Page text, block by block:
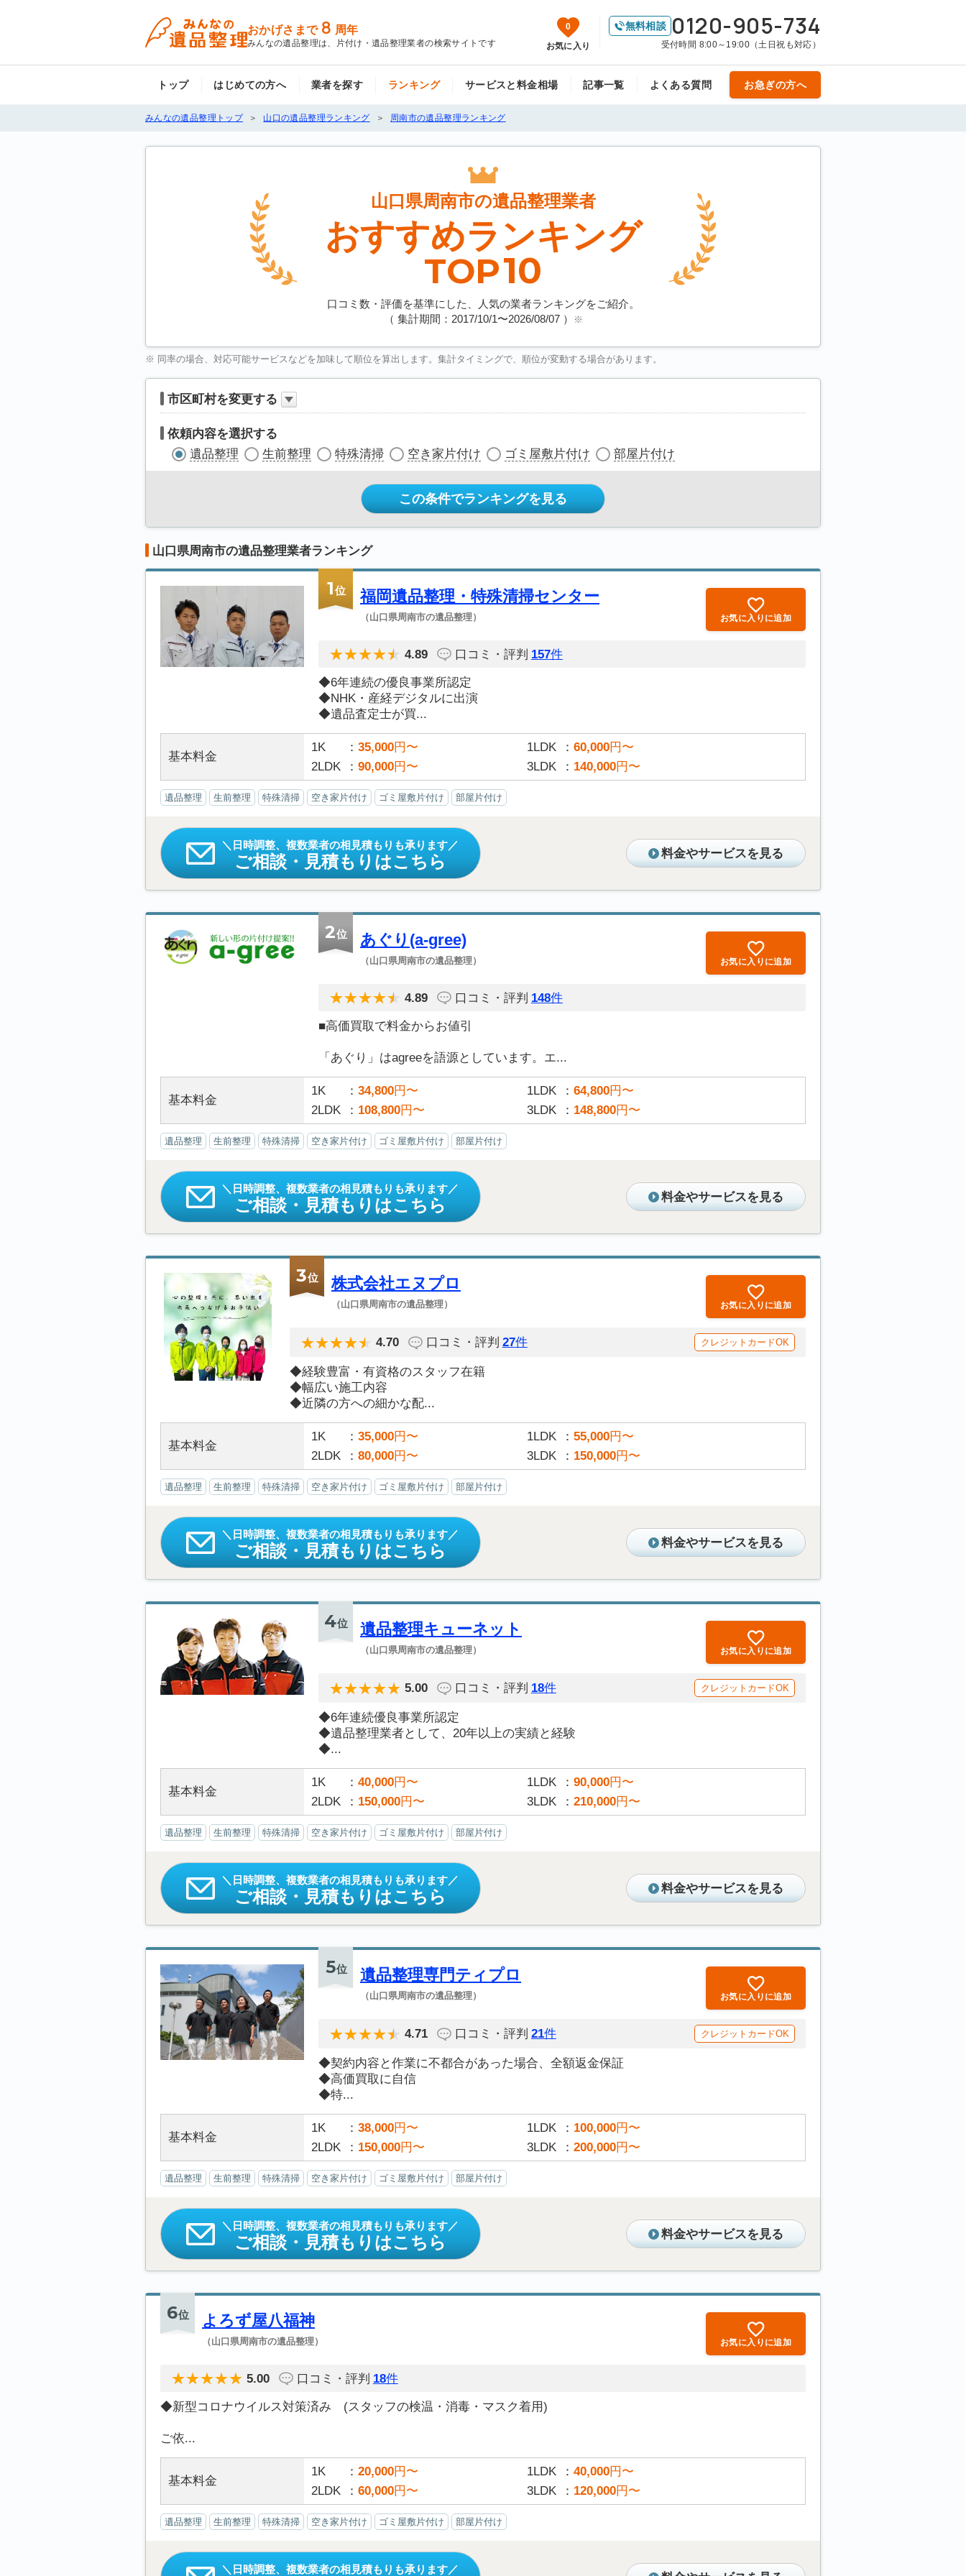
おかげさまで 8 周年
みんなの遺品整理は、片付け・遺品整理業者の検索サイトです
0
お気に入り
無料相談 0120-905-734
受付時間 8:00～19:00（土日祝も対応）
トップ はじめての方へ 業者を探す ランキング サービスと料金相場 記事一覧 よくある質問 お急ぎの方へ
みんなの遺品整理トップ 山口の遺品整理ランキング 周南市の遺品整理ランキング
山口県周南市の遺品整理業者
おすすめランキング
TOP10
口コミ数・評価を基準にした、人気の業者ランキングをご紹介。
（ 集計期間：2017/10/1〜2026/08/07） ※
※ 同率の場合、対応可能サービスなどを加味して順位を算出します。集計タイミングで、順位が変動する場合があります。
市区町村を変更する
依頼内容を選択する
遺品整理
生前整理 特殊清掃 空き家片付け ゴミ屋敷片付け 部屋片付け
この条件でランキングを見る
山口県周南市の遺品整理業者ランキング
1位 福岡遺品整理・特殊清掃センター
（山口県周南市の遺品整理） お気に入りに追加
4.89 口コミ・評判 157件
◆6年連続の優良事業所認定
◆NHK・産経デジタルに出演
◆遺品査定士が買...
基本料金
1K 35,000円〜 1LDK 60,000円〜
2LDK
90,000円〜 3LDK 140,000円〜
遺品整理 生前整理 特殊清掃 空き家片付け ゴミ屋敷片付け 部屋片付け
日時調整、複数業者の相見積もりも承ります
ご相談・見積もりはこちら 料金やサービスを見る
2位 あぐり(a-gree)
（山口県周南市の遺品整理） お気に入りに追加
4.89 口コミ・評判 148件
■高価買取で料金からお値引
「あぐり」はagreeを語源としています。エ...
基本料金
1K 34,800円〜 1LDK 64,800円〜
2LDK
108,800円〜 3LDK 148,800円〜
遺品整理 生前整理 特殊清掃 空き家片付け ゴミ屋敷片付け 部屋片付け
日時調整、複数業者の相見積もりも承ります
ご相談・見積もりはこちら 料金やサービスを見る
3位 株式会社エヌプロ
（山口県周南市の遺品整理） お気に入りに追加
4.70 口コミ・評判 27件 クレジットカードOK
◆経験豊富・有資格のスタッフ在籍
◆幅広い施工内容
◆近隣の方への細かな配...
基本料金
1K 35,000円〜 1LDK 55,000円〜
2LDK
80,000円〜 3LDK 150,000円〜
遺品整理 生前整理 特殊清掃 空き家片付け ゴミ屋敷片付け 部屋片付け
日時調整、複数業者の相見積もりも承ります
ご相談・見積もりはこちら 料金やサービスを見る
4位 遺品整理キューネット
（山口県周南市の遺品整理） お気に入りに追加
5.00 口コミ・評判 18件 クレジットカードOK
◆6年連続優良事業所認定
◆遺品整理業者として、20年以上の実績と経験
◆...
基本料金
1K 40,000円〜 1LDK 90,000円〜
2LDK
150,000円〜 3LDK 210,000円〜
遺品整理 生前整理 特殊清掃 空き家片付け ゴミ屋敷片付け 部屋片付け
日時調整、複数業者の相見積もりも承ります
ご相談・見積もりはこちら 料金やサービスを見る
5位 遺品整理専門ティプロ
（山口県周南市の遺品整理） お気に入りに追加
4.71 口コミ・評判 21件 クレジットカードOK
◆契約内容と作業に不都合があった場合、全額返金保証
◆高価買取に自信
◆特...
基本料金
1K 38,000円〜 1LDK 100,000円〜
2LDK
150,000円〜 3LDK 200,000円〜
遺品整理 生前整理 特殊清掃 空き家片付け ゴミ屋敷片付け 部屋片付け
日時調整、複数業者の相見積もりも承ります
ご相談・見積もりはこちら 料金やサービスを見る
6位 よろず屋八福神
（山口県周南市の遺品整理） お気に入りに追加
5.00 口コミ・評判 18件
◆新型コロナウイルス対策済み (スタッフの検温・消毒・マスク着用)
ご依...
基本料金
1K 20,000円〜 1LDK 40,000円〜
2LDK
60,000円〜 3LDK 120,000円〜
遺品整理 生前整理 特殊清掃 空き家片付け ゴミ屋敷片付け 部屋片付け
日時調整、複数業者の相見積もりも承ります